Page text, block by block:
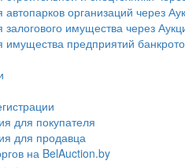
автопарков организаций через
залогового имущества через
имущества предприятий
для покупателя
для продавца
на BelAuction.by